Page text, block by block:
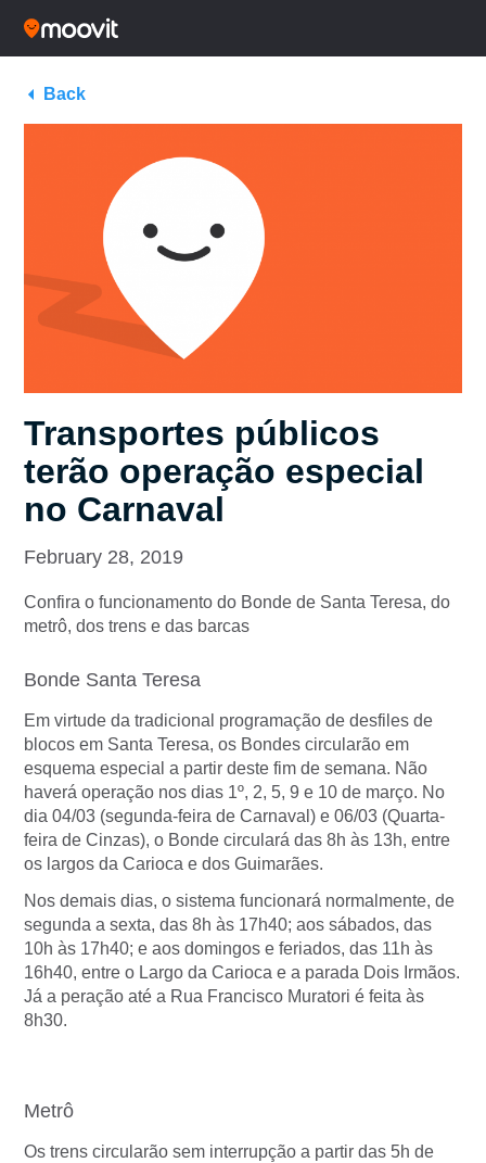
Back
Transportes públicos
terão operação especial
no Carnaval
February 28, 2019
Confira o funcionamento do Bonde de Santa Teresa, do
metrô, dos trens e das barcas
Bonde Santa Teresa
Em virtude da tradicional programação de desfiles de
blocos em Santa Teresa, os Bondes circularão em
esquema especial a partir deste fim de semana. Não
haverá operação nos dias 1º, 2, 5, 9 e 10 de março. No
dia 04/03 (segunda-feira de Carnaval) e 06/03 (Quarta-
feira de Cinzas), o Bonde circulará das 8h às 13h, entre
os largos da Carioca e dos Guimarães.
Nos demais dias, o sistema funcionará normalmente, de
segunda a sexta, das 8h às 17h40; aos sábados, das
10h às 17h40; e aos domingos e feriados, das 11h às
16h40, entre o Largo da Carioca e a parada Dois Irmãos.
Já a peração até a Rua Francisco Muratori é feita às
8h30.
Metrô
Os trens circularão sem interrupção a partir das 5h de